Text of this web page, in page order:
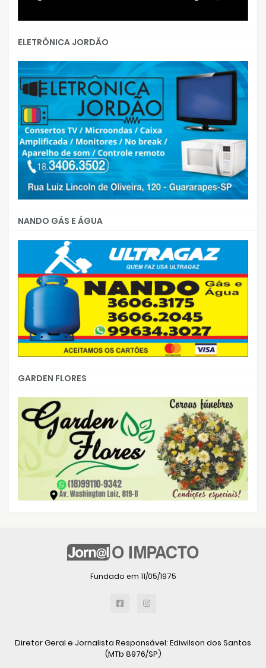
ELETRÔNICA JORDÃO
NANDO GÁS E ÁGUA
GARDEN FLORES
Fundado em 11/05/1975
Diretor Geral e Jornalista Responsável: Ediwilson dos Santos
(MTb 8976/SP)